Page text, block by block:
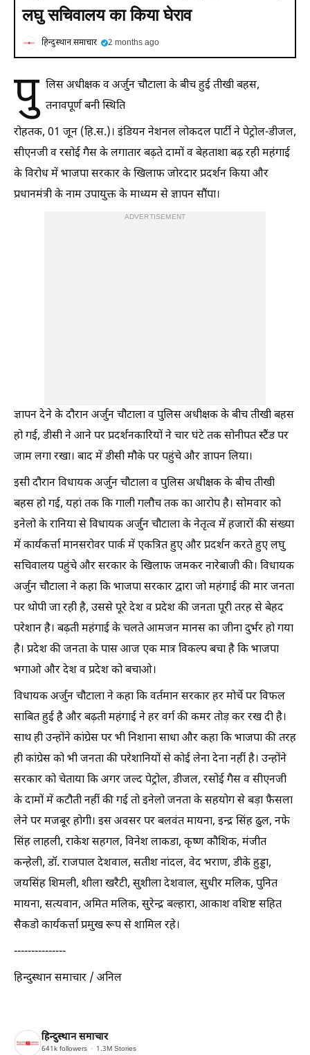
लघु सचिवालय का किया घेराव
हिन्दुस्थान समाचार 2 months ago
पु लिस अधीक्षक व अर्जुन चौटाला के बीच हुई तीखी बहस,
तनावपूर्ण बनी स्थिति
रोहतक, 01 जून (हि.स.)। इंडियन नेशनल लोकदल पार्टी ने पेट्रोल-डीजल,
सीएनजी व रसोई गैस के लगातार बढ़ते दामों व बेहताशा बढ़ रही महंगाई
के विरोध में भाजपा सरकार के खिलाफ जोरदार प्रदर्शन किया और
प्रधानमंत्री के नाम उपायुक्त के माध्यम से ज्ञापन सौंपा।
ADVERTISEMENT
ज्ञापन देने के दौरान अर्जुन चौटाला व पुलिस अधीक्षक के बीच तीखी बहस
हो गई, डीसी ने आने पर प्रदर्शनकारियों ने चार घंटे तक सोनीपत स्टैंड पर
जाम लगा रखा। बाद में डीसी मौके पर पहुंचे और ज्ञापन लिया।
इसी दौरान विधायक अर्जुन चौटाला व पुलिस अधीक्षक के बीच तीखी
बहस हो गई, यहां तक कि गाली गलौच तक का आरोप है। सोमवार को
इनेलो के रानिया से विधायक अर्जुन चौटाला के नेतृत्व में हजारों की संख्या
में कार्यकर्त्ता मानसरोवर पार्क में एकत्रित हुए और प्रदर्शन करते हुए लघु
सचिवालय पहुंचे और सरकार के खिलाफ जमकर नारेबाजी की। विधायक
अर्जुन चौटाला ने कहा कि भाजपा सरकार द्वारा जो महंगाई की मार जनता
पर थोपी जा रही है, उससे पूरे देश व प्रदेश की जनता पूरी तरह से बेहद
परेशान है। बढ़ती महंगाई के चलते आमजन मानस का जीना दुर्भर हो गया
है। प्रदेश की जनता के पास आज एक मात्र विकल्प बचा है कि भाजपा
भगाओ और देश व प्रदेश को बचाओ।
विधायक अर्जुन चौटाला ने कहा कि वर्तमान सरकार हर मोर्चे पर विफल
साबित हुई है और बढ़ती महंगाई ने हर वर्ग की कमर तोड़ कर रख दी है।
साथ ही उन्होंने कांग्रेस पर भी निशाना साधा और कहा कि भाजपा की तरह
ही कांग्रेस को भी जनता की परेशानियों से कोई लेना देना नहीं है। उन्होंने
सरकार को चेताया कि अगर जल्द पेट्रोल, डीजल, रसोई गैस व सीएनजी
के दामों में कटौती नहीं की गई तो इनेलो जनता के सहयोग से बड़ा फैसला
लेने पर मजबूर होगी। इस अवसर पर बलवंत मायना, इन्द्र सिंह ढुल, नफे
सिंह लाहली, राकेश सहगल, विनेश लाकडा, कृष्ण कौशिक, मंजीत
कन्हेली, डॉ. राजपाल देशवाल, सतीश नांदल, वेद भराण, डीके हुड्डा,
जयसिंह शिमली, शीला खरैटी, सुशीला देशवाल, सुधीर मलिक, पुनित
मायना, सत्यवान, अमित मलिक, सुरेन्द्र बल्हारा, आकाश वशिष्ट सहित
सैकडो कार्यकर्त्ता प्रमुख रूप से शामिल रहे।
---------------
हिन्दुस्थान समाचार / अनिल
हिन्दुस्थान समाचार
641k followers 1.3M Stories